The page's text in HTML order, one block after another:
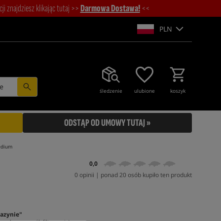
znajdziesz klikając tutaj >>Darmowa Dostawa! <<
PLN
śledzenie ulubione koszyk
ODSTĄP OD UMOWY TUTAJ »
0,0
0 opinii | ponad 20 osób kupiło ten produkt